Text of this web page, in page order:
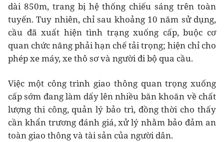
dài 850m, trang bị hệ thống chiếu sáng trên toàn
tuyến. Tuy nhiên, chỉ sau khoảng 10 năm sử dụng,
cầu đã xuất hiện tình trạng xuống cấp, buộc cơ
quan chức năng phải hạn chế tải trọng; hiện chỉ cho
phép xe máy, xe thô sơ và người đi bộ qua cầu.
Việc một công trình giao thông quan trọng xuống
cấp sớm đang làm dấy lên nhiều băn khoăn về chất
lượng thi công, quản lý bảo trì, đồng thời cho thấy
cần khẩn trương đánh giá, xử lý nhằm bảo đảm an
toàn giao thông và tài sản của người dân.